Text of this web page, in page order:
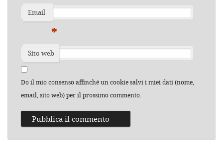
Email
*
Sito web
Do il mio consenso affinché un cookie salvi i miei dati (nome,
email, sito web) per il prossimo commento.